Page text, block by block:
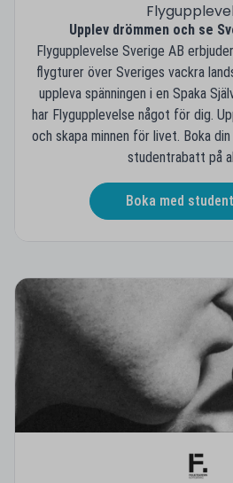
Upplev drömmen och se
Flygupplevelse Sverige AB
flygturer över Sveriges vackra
uppleva spänningen i en Spaka
har Flygupplevelse något för dig.
och skapa minnen för livet. Boka
studentrabatt på
Boka med